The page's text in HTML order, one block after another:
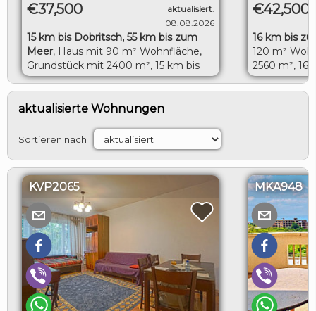
€37,500 aktualisiert:
08.08.2026
15 km bis Dobritsch, 55 km bis zum
Meer, Haus mit 90 m² Wohnfläche,
Grundstück mit 2400 m², 15 km bis
Dobritsch, 55 km bis zum Meer
€42,500
16 km bis
120 m²
2560 m²,
aktualisierte Wohnungen
Sortieren nach
KVP2065 MKA948